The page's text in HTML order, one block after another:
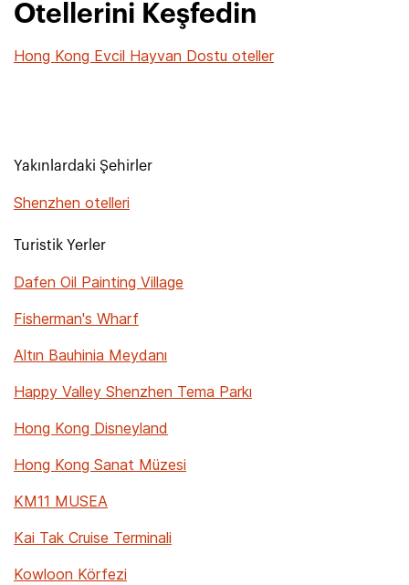
Otellerini Keşfedin
Hong Kong Evcil Hayvan Dostu oteller
Yakınlardaki Şehirler
Shenzhen otelleri
Turistik Yerler
Dafen Oil Painting Village
Fisherman's Wharf
Altın Bauhinia Meydanı
Happy Valley Shenzhen Tema Parkı
Hong Kong Disneyland
Hong Kong Sanat Müzesi
KM11 MUSEA
Kai Tak Cruise Terminali
Kowloon Körfezi